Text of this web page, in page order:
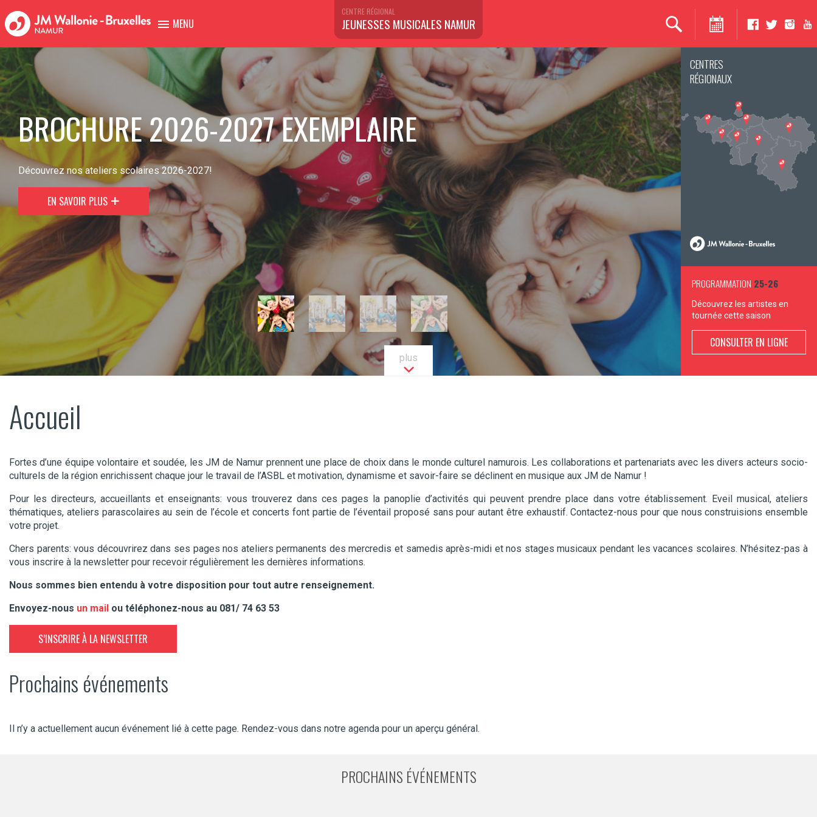
MENU
CENTRE RÉGIONAL
JEUNESSES MUSICALES NAMUR
BROCHURE 2026-2027 EXEMPLAIRE
Découvrez nos ateliers scolaires 2026-2027!
EN SAVOIR PLUS
CENTRES
RÉGIONAUX
PROGRAMMATION 25-26
Découvrez les artistes en
tournée cette saison
CONSULTER EN LIGNE
plus
Accueil
Fortes d’une équipe volontaire et soudée, les JM de Namur prennent une place de choix dans le monde culturel namurois. Les collaborations et partenariats avec les divers acteurs socio-
culturels de la région enrichissent chaque jour le travail de l’ASBL et motivation, dynamisme et savoir-faire se déclinent en musique aux JM de Namur !
Pour les directeurs, accueillants et enseignants: vous trouverez dans ces pages la panoplie d’activités qui peuvent prendre place dans votre établissement. Eveil musical, ateliers
thématiques, ateliers parascolaires au sein de l’école et concerts font partie de l’éventail proposé sans pour autant être exhaustif. Contactez-nous pour que nous construisions ensemble
votre projet.
Chers parents: vous découvrirez dans ses pages nos ateliers permanents des mercredis et samedis après-midi et nos stages musicaux pendant les vacances scolaires. N’hésitez-pas à
vous inscrire à la newsletter pour recevoir régulièrement les dernières informations.
Nous sommes bien entendu à votre disposition pour tout autre renseignement.
Envoyez-nous un mail ou téléphonez-nous au 081/ 74 63 53
S’INSCRIRE À LA NEWSLETTER
Prochains événements
Il n’y a actuellement aucun événement lié à cette page. Rendez-vous dans notre agenda pour un aperçu général.
PROCHAINS ÉVÉNEMENTS